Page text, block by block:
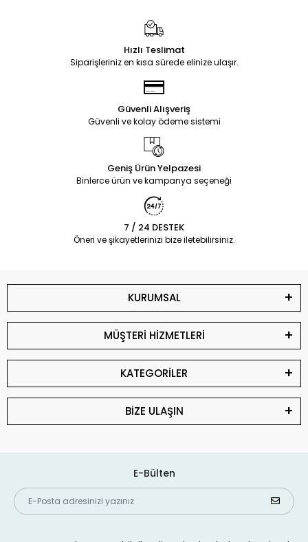
Hızlı Teslimat
Siparişleriniz en kısa sürede elinize ulaşır.
Güvenli Alışveriş
Güvenli ve kolay ödeme sistemi
Geniş Ürün Yelpazesi
Binlerce ürün ve kampanya seçeneği
7 / 24 DESTEK
Öneri ve şikayetlerinizi bize iletebilirsiniz.
KURUMSAL
MÜŞTERİ HİZMETLERİ
KATEGORİLER
BİZE ULAŞIN
E-Bülten